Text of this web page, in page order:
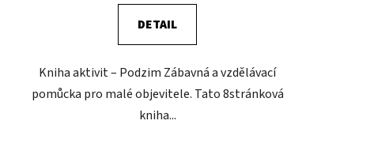
DETAIL
Kniha aktivit – Podzim Zábavná a vzdělávací
pomůcka pro malé objevitele. Tato 8stránková
kniha...